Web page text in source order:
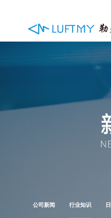
公司新闻 行业知识